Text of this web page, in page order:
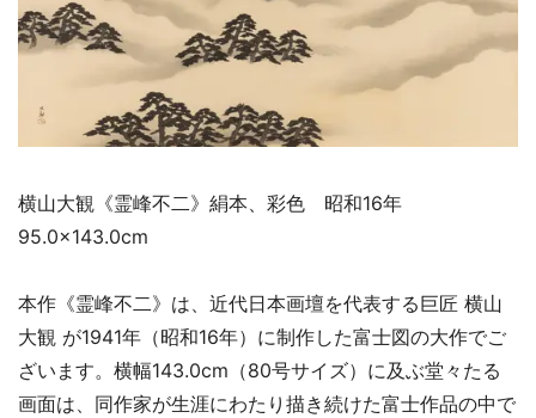
横山大観《霊峰不二》絹本、彩色 昭和16年
95.0×143.0cm
本作《霊峰不二》は、近代日本画壇を代表する巨匠 横山
大観 が1941年（昭和16年）に制作した富士図の大作でご
ざいます。横幅143.0cm（80号サイズ）に及ぶ堂々たる
画面は、同作家が生涯にわたり描き続けた富士作品の中で